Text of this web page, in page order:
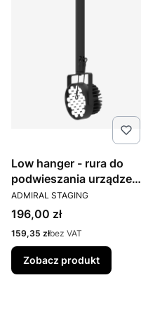
Low hanger - rura do
podwieszania urządzeń,
czarna - różne długości
PRODUCENT
ADMIRAL STAGING
Cena
196,00 zł
Cena
159,35 złbez VAT
Zobacz produkt